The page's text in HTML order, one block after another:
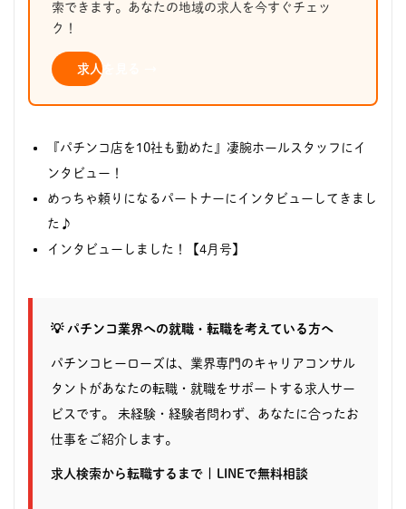
索できます。あなたの地域の求人を今すぐチェッ
ク！
求人を見る →
『パチンコ店を10社も勤めた』凄腕ホールスタッフにイ
ンタビュー！
めっちゃ頼りになるパートナーにインタビューしてきまし
た♪
インタビューしました！【4月号】
💡 パチンコ業界への就職・転職を考えている方へ
パチンコヒーローズは、業界専門のキャリアコンサル
タントがあなたの転職・就職をサポートする求人サー
ビスです。 未経験・経験者問わず、あなたに合ったお
仕事をご紹介します。
求人検索から転職するまで LINEで無料相談